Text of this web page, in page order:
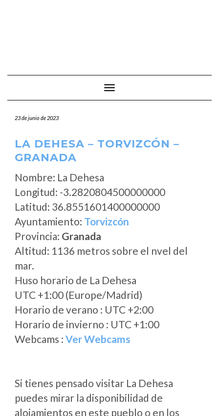
Cambiar modo de navegación
23 de junio de 2023
LA DEHESA – TORVIZCÓN –
GRANADA
Nombre: La Dehesa
Longitud: -3.2820804500000000
Latitud: 36.8551601400000000
Ayuntamiento: Torvizcón
Provincia: Granada
Altitud: 1136 metros sobre el nvel del
mar.
Huso horario de La Dehesa
UTC +1:00 (Europe/Madrid)
Horario de verano : UTC +2:00
Horario de invierno : UTC +1:00
Webcams : Ver Webcams
Si tienes pensado visitar La Dehesa
puedes mirar la disponibilidad de
alojamientos en este pueblo o en los